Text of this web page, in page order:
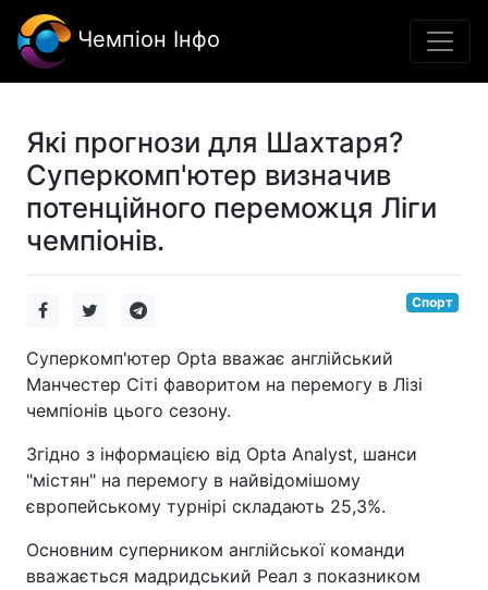
Чемпіон Інфо
Які прогнози для Шахтаря?
Суперкомп'ютер визначив
потенційного переможця Ліги
чемпіонів.
Спорт
Суперкомп'ютер Opta вважає англійський
Манчестер Сіті фаворитом на перемогу в Лізі
чемпіонів цього сезону.
Згідно з інформацією від Opta Analyst, шанси
"містян" на перемогу в найвідомішому
європейському турнірі складають 25,3%.
Основним суперником англійської команди
вважається мадридський Реал з показником